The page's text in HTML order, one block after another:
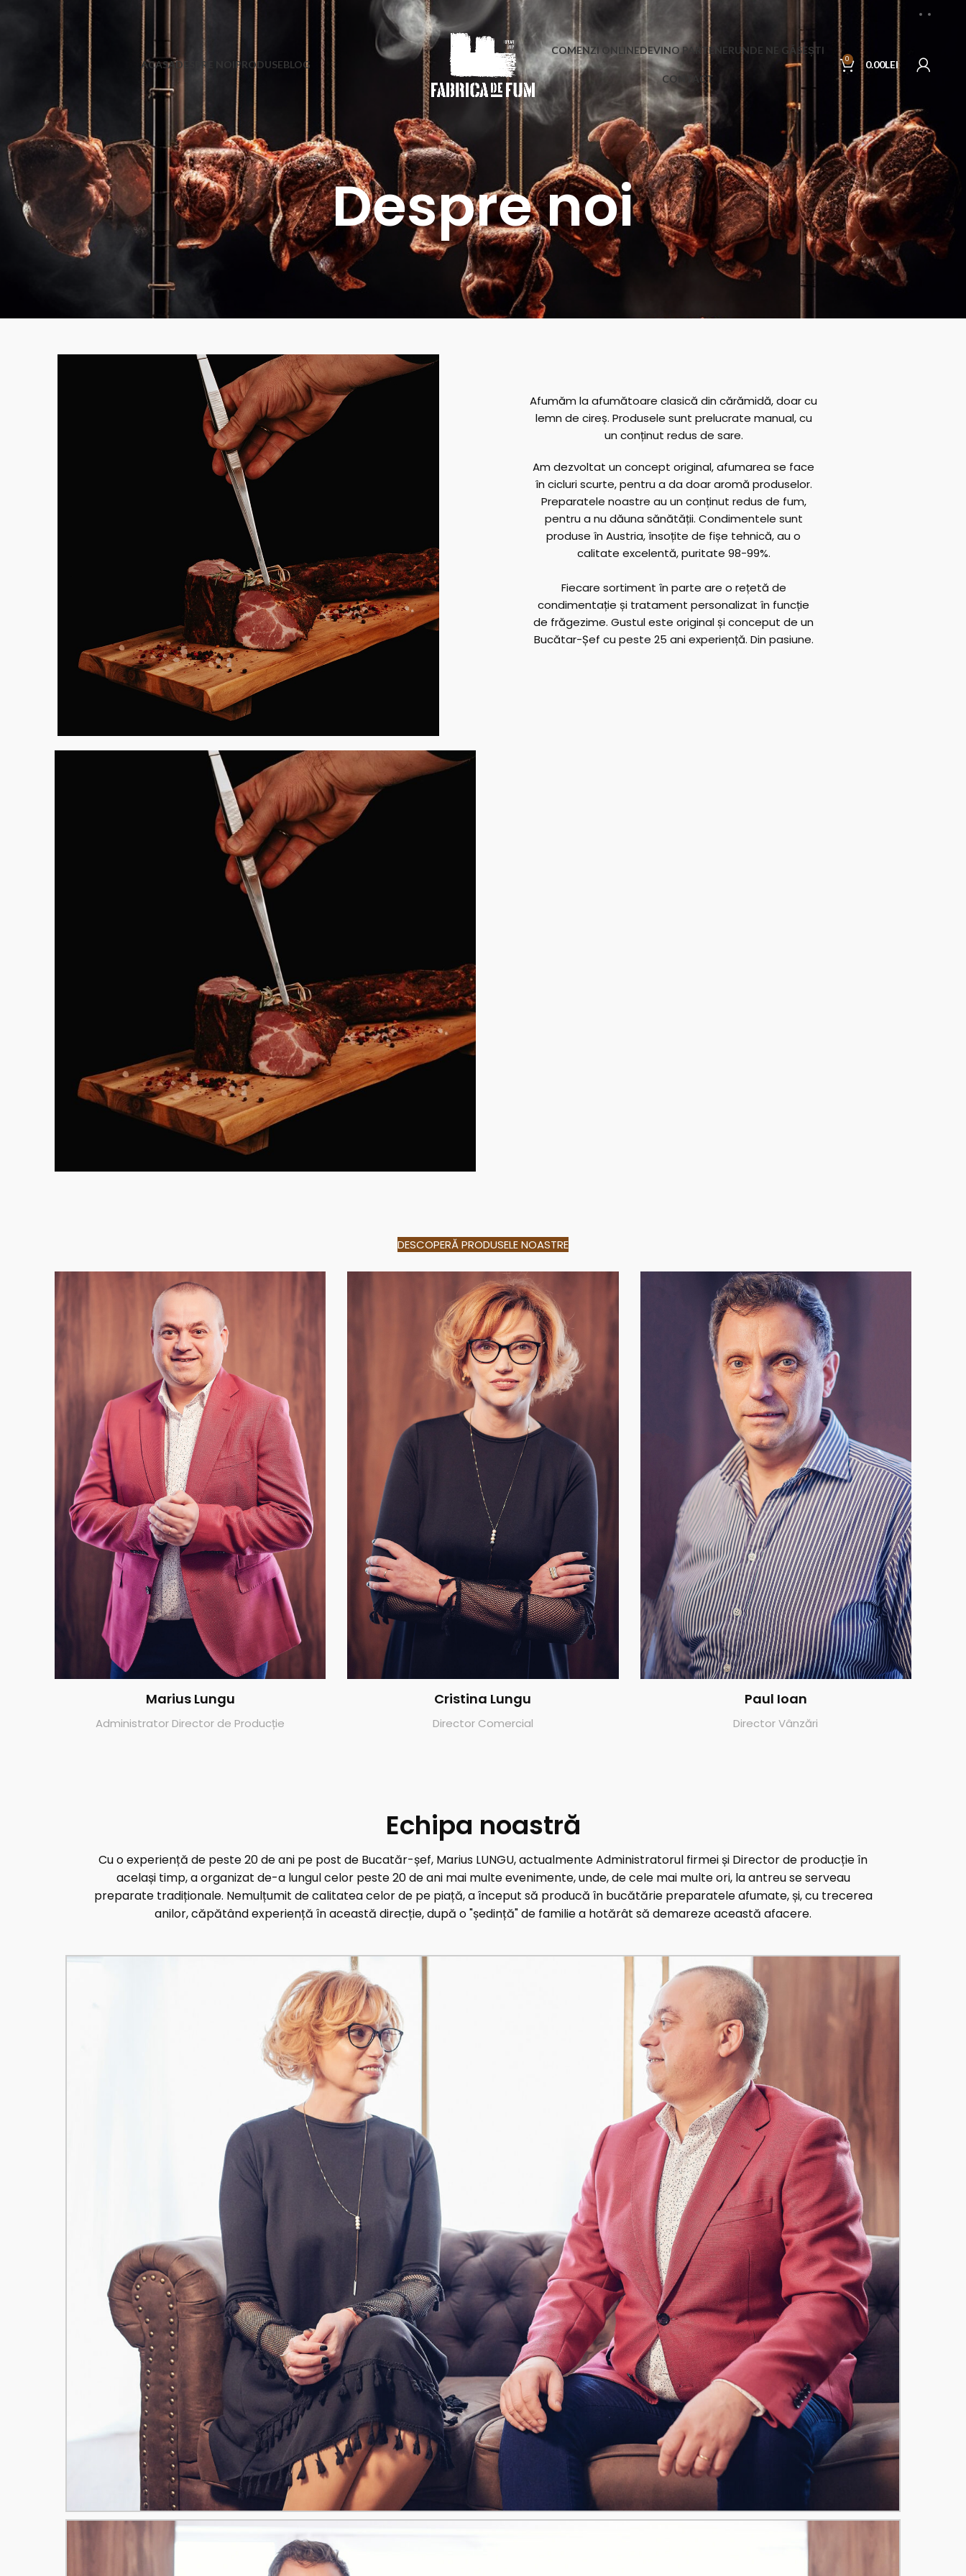
ACASADESPRE NOIPRODUSEBLOG
COMENZI ONLINEDEVINO PARTENERUNDE NE GĂSEȘTI
CONTACT
0 0.00LEI
Despre noi
Afumăm la afumătoare clasică din cărămidă, doar cu
lemn de cireș. Produsele sunt prelucrate manual, cu
un conținut redus de sare.
Am dezvoltat un concept original, afumarea se face
în cicluri scurte, pentru a da doar aromă produselor.
Preparatele noastre au un conținut redus de fum,
pentru a nu dăuna sănătății. Condimentele sunt
produse în Austria, însoțite de fișe tehnică, au o
calitate excelentă, puritate 98-99%.
Fiecare sortiment în parte are o rețetă de
condimentație și tratament personalizat în funcție
de frăgezime. Gustul este original și conceput de un
Bucătar-Șef cu peste 25 ani experiență. Din pasiune.
DESCOPERĂ PRODUSELE NOASTRE
Marius Lungu
Administrator Director de Producție
Cristina Lungu
Director Comercial
Paul Ioan
Director Vânzări
Echipa noastră
Cu o experiență de peste 20 de ani pe post de Bucatăr-șef, Marius LUNGU, actualmente Administratorul firmei și Director de producție în
același timp, a organizat de-a lungul celor peste 20 de ani mai multe evenimente, unde, de cele mai multe ori, la antreu se serveau
preparate tradiționale. Nemulțumit de calitatea celor de pe piață, a început să producă în bucătărie preparatele afumate, și, cu trecerea
anilor, căpătând experiență în această direcție, după o "ședință" de familie a hotărât să demareze această afacere.